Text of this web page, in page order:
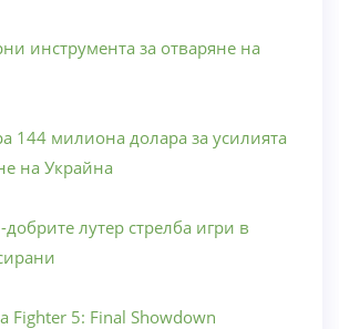
инструмента за отваряне на
144 милиона долара за усилията
на Украйна
лутер стрелба игри в
Fighter 5: Final Showdown